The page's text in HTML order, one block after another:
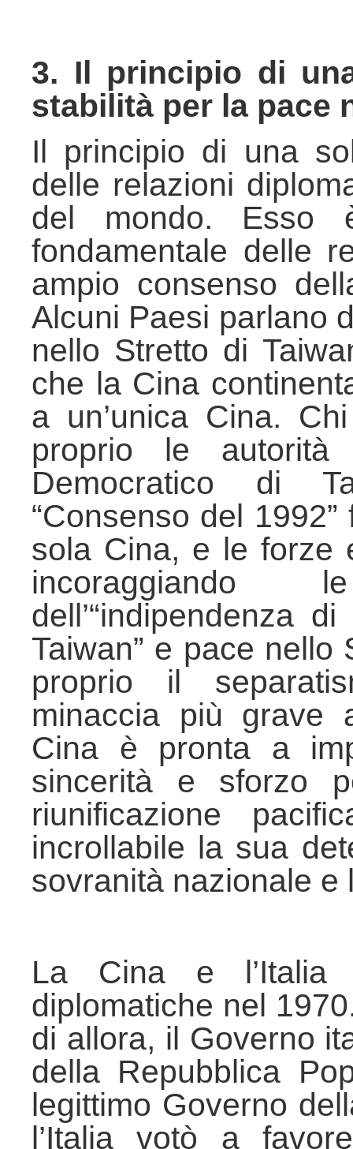
3. Il principio di
stabilità per la pace
Il principio di una
delle relazioni
del mondo. Esso
fondamentale delle
ampio consenso
Alcuni Paesi parlano
nello Stretto di
che la Cina
a un’unica Cina.
proprio le autorità
Democratico di
“Consenso del
sola Cina, e le forze
incoraggiando
dell’“indipendenza
Taiwan” e pace nello
proprio il
minaccia più grave
Cina è pronta a
sincerità e sforzo
riunificazione
incrollabile la sua
sovranità nazionale e
La Cina e l’Italia
diplomatiche nel
di allora, il Governo
della Repubblica
legittimo Governo
l’Italia votò a